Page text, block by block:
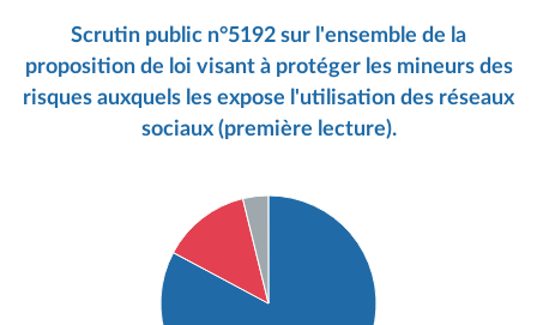
Scrutin public n°5192 sur l'ensemble de la
proposition de loi visant à protéger les mineurs des
risques auxquels les expose l'utilisation des réseaux
sociaux (première lecture).